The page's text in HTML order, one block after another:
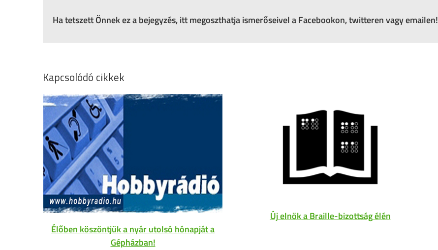
Ha tetszett Önnek ez a bejegyzés, itt megoszthatja ismerőseivel a Facebookon, twitteren vagy emailen!
Kapcsolódó cikkek
Élőben köszöntjük a nyár utolsó hónapját a
Gépházban!
Új elnök a Braille-bizottság élén